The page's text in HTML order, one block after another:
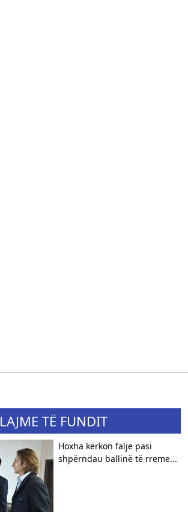
LAJME TË FUNDIT
Hoxha kërkon falje pasi
shpërndau ballinë të rreme...